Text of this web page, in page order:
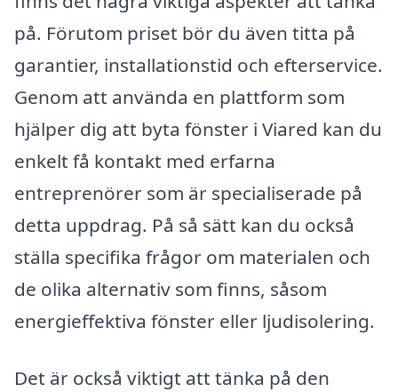
på. Förutom priset bör du även titta på
garantier, installationstid och efterservice.
Genom att använda en plattform som
hjälper dig att byta fönster i Viared kan du
enkelt få kontakt med erfarna
entreprenörer som är specialiserade på
detta uppdrag. På så sätt kan du också
ställa specifika frågor om materialen och
de olika alternativ som finns, såsom
energieffektiva fönster eller ljudisolering.
Det är också viktigt att tänka på den